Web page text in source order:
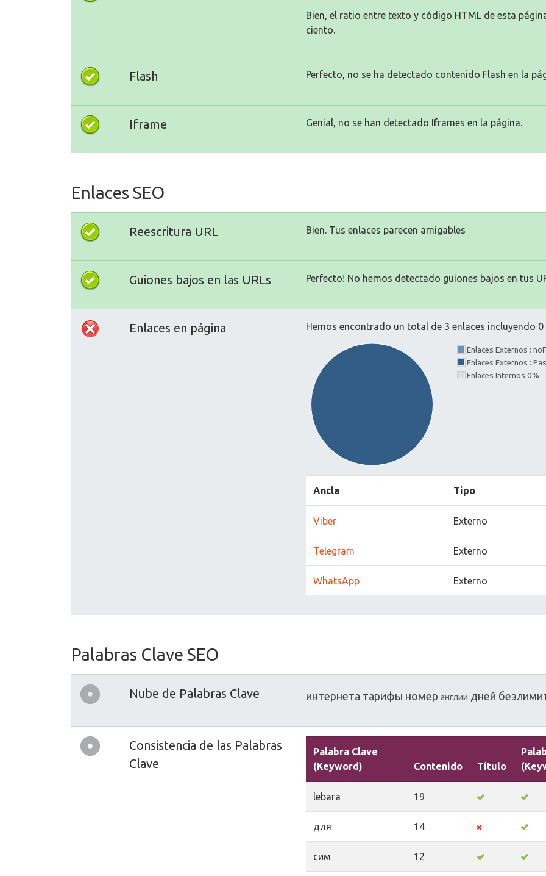
Bien, el ratio entre texto y código HTML de esta
ciento.
Flash Perfecto, no se ha detectado contenido Flash en la
Iframe Genial, no se han detectado Iframes en la página.
Enlaces SEO
Reescritura URL Bien. Tus enlaces parecen amigables
Guiones bajos en las URLs Perfecto! No hemos detectado guiones bajos en tus
Enlaces en página Hemos encontrado un total de 3 enlaces incluyendo 0
Enlaces Externos :
Enlaces Externos :
Enlaces Internos 0%
Ancla Tipo
Viber Externo
Telegram Externo
WhatsApp Externo
Palabras Clave SEO
Nube de Palabras Clave интернета тарифы номер англии дней
Consistencia de las Palabras
Clave
Palabra Clave
(Keyword)
Contenido Título
lebara 19
для 14
сим 12